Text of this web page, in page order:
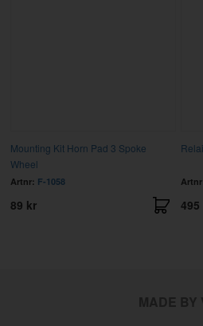
Mounting Kit Horn Pad 3 Spoke
Wheel
Artnr: F-1058
89 kr 495